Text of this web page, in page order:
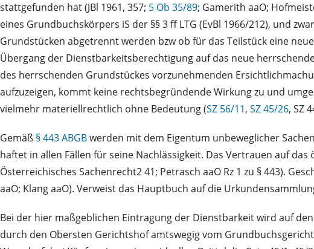
stattgefunden hat (JBl 1961, 357; 5 Ob 35/89; Gamerith aaO;
eines Grundbuchskörpers iS der §§ 3 ff LTG (EvBl 1966/212), und
Grundstücken abgetrennt werden bzw ob für das Teilstück eine
Übergang der Dienstbarkeitsberechtigung auf das neue
des herrschenden Grundstückes vorzunehmenden
aufzuzeigen, kommt keine rechtsbegründende Wirkung zu und
vielmehr materiellrechtlich ohne Bedeutung (SZ 56/11, SZ 45/26, SZ
Gemäß § 443 ABGBwerden mit dem Eigentum unbeweglicher
haftet in allen Fällen für seine Nachlässigkeit. Das Vertrauen auf
Österreichisches Sachenrecht2 41; Petrasch aaO Rz 1 zu § 443).
aaO; Klang aaO). Verweist das Hauptbuch auf die
Bei der hier maßgeblichen Eintragung der Dienstbarkeit wird auf
durch den Obersten Gerichtshof amtswegig vom